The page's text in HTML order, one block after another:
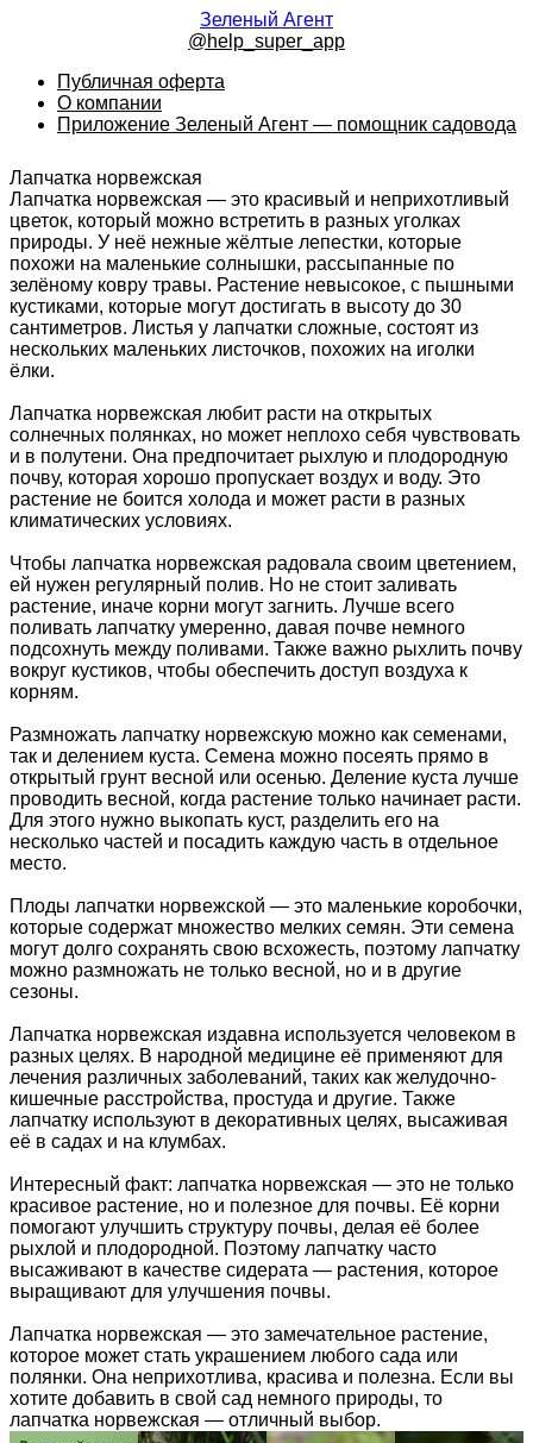
Зеленый Агент
@help_super_app
Публичная оферта
О компании
Приложение Зеленый Агент — помощник садовода
Лапчатка норвежская
Лапчатка норвежская — это красивый и неприхотливый
цветок, который можно встретить в разных уголках
природы. У неё нежные жёлтые лепестки, которые
похожи на маленькие солнышки, рассыпанные по
зелёному ковру травы. Растение невысокое, с пышными
кустиками, которые могут достигать в высоту до 30
сантиметров. Листья у лапчатки сложные, состоят из
нескольких маленьких листочков, похожих на иголки
ёлки.
Лапчатка норвежская любит расти на открытых
солнечных полянках, но может неплохо себя чувствовать
и в полутени. Она предпочитает рыхлую и плодородную
почву, которая хорошо пропускает воздух и воду. Это
растение не боится холода и может расти в разных
климатических условиях.
Чтобы лапчатка норвежская радовала своим цветением,
ей нужен регулярный полив. Но не стоит заливать
растение, иначе корни могут загнить. Лучше всего
поливать лапчатку умеренно, давая почве немного
подсохнуть между поливами. Также важно рыхлить почву
вокруг кустиков, чтобы обеспечить доступ воздуха к
корням.
Размножать лапчатку норвежскую можно как семенами,
так и делением куста. Семена можно посеять прямо в
открытый грунт весной или осенью. Деление куста лучше
проводить весной, когда растение только начинает расти.
Для этого нужно выкопать куст, разделить его на
несколько частей и посадить каждую часть в отдельное
место.
Плоды лапчатки норвежской — это маленькие коробочки,
которые содержат множество мелких семян. Эти семена
могут долго сохранять свою всхожесть, поэтому лапчатку
можно размножать не только весной, но и в другие
сезоны.
Лапчатка норвежская издавна используется человеком в
разных целях. В народной медицине её применяют для
лечения различных заболеваний, таких как желудочно-
кишечные расстройства, простуда и другие. Также
лапчатку используют в декоративных целях, высаживая
её в садах и на клумбах.
Интересный факт: лапчатка норвежская — это не только
красивое растение, но и полезное для почвы. Её корни
помогают улучшить структуру почвы, делая её более
рыхлой и плодородной. Поэтому лапчатку часто
высаживают в качестве сидерата — растения, которое
выращивают для улучшения почвы.
Лапчатка норвежская — это замечательное растение,
которое может стать украшением любого сада или
полянки. Она неприхотлива, красива и полезна. Если вы
хотите добавить в свой сад немного природы, то
лапчатка норвежская — отличный выбор.